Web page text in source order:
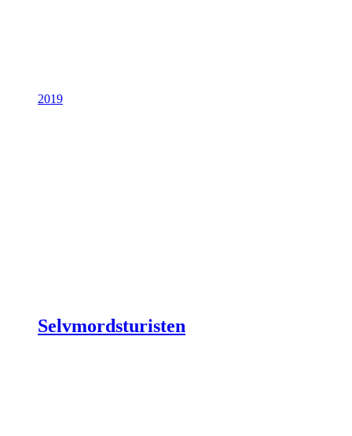
2019
Selvmordsturisten